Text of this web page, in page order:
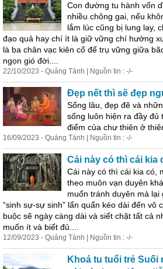
Con đường tu hành vốn
nhiều chông gai, nếu
lắm lúc cũng bị lung lay,
đạo quả hay chí ít là giữ vững chí hướng
là ba chân vạc kiên cố để trụ vững giữa
ngọn gió đời....
22/10/2023 - Quảng Tánh | Nguồn tin : -/-
Đẹp nết thì sẽ đẹp
Sống lâu, đẹp đẽ và
sống luôn hiện ra đầy đủ
điểm của chư thiên ở
16/09/2023 - Quảng Tánh | Nguồn tin : -/-
Cái này có thì cái kia
Cái này có thì cái kia có,
theo muôn vạn duyên
muốn tránh duyên mà lại
“sinh sự-sự sinh” lẩn quẩn kéo dài đến vô
buộc sẽ ngày càng dài và siết chặt tất cả
muốn ít và biết đủ....
12/09/2023 - Quảng Tánh | Nguồn tin : -/-
Khoá tu tuổi trẻ